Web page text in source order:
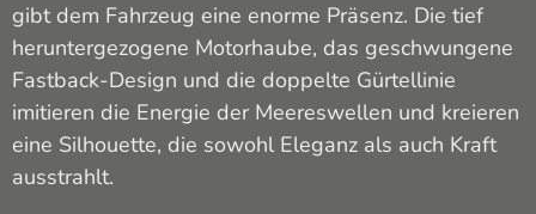
gibt dem Fahrzeug eine enorme Präsenz. Die tief
heruntergezogene Motorhaube, das geschwungene
Fastback-Design und die doppelte Gürtellinie
imitieren die Energie der Meereswellen und kreieren
eine Silhouette, die sowohl Eleganz als auch Kraft
ausstrahlt.